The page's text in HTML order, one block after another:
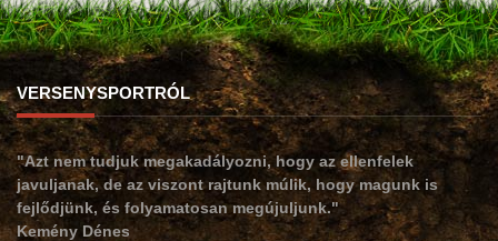
VERSENYSPORTRÓL
"Azt nem tudjuk megakadályozni, hogy az ellenfelek
javuljanak, de az viszont rajtunk múlik, hogy magunk is
fejlődjünk, és folyamatosan megújuljunk."
Kemény Dénes